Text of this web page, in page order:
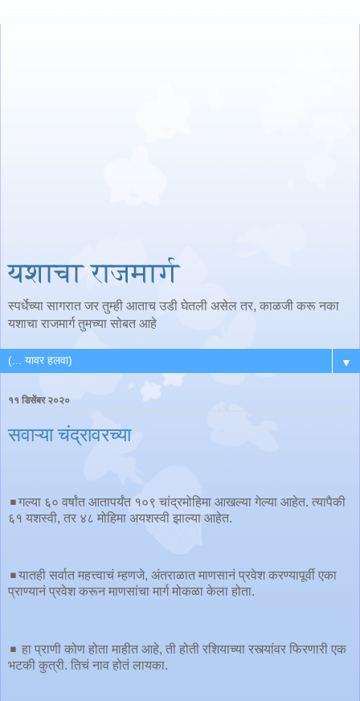
यशाचा राजमार्ग
स्पर्धेच्या सागरात जर तुम्ही आताच उडी घेतली असेल तर, काळजी करू नका
यशाचा राजमार्ग तुमच्या सोबत आहे
▼
११ डिसेंबर २०२०
सवाऱ्या चंद्रावरच्या
◾️गल्या ६० वर्षांत आतापर्यंत १०९ चांद्रमोहिमा आखल्या गेल्या आहेत. त्यापैकी
६१ यशस्वी, तर ४८ मोहिमा अयशस्वी झाल्या आहेत.
◾️यातही सर्वात महत्त्वाचं म्हणजे, अंतराळात माणसानं प्रवेश करण्यापूर्वी एका
प्राण्यानं प्रवेश करून माणसांचा मार्ग मोकळा केला होता.
◾️ हा प्राणी कोण होता माहीत आहे, ती होती रशियाच्या रस्त्यांवर फिरणारी एक
भटकी कुत्री. तिचं नाव होतं लायका.